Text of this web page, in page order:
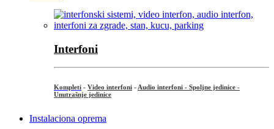
Interfoni
Kompleti - Video interfoni - Audio interfoni - Spoljne jedinice -
Unutrašnje jedinice
Instalaciona oprema